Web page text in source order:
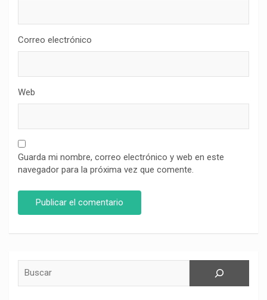
Correo electrónico
Web
Guarda mi nombre, correo electrónico y web en este
navegador para la próxima vez que comente.